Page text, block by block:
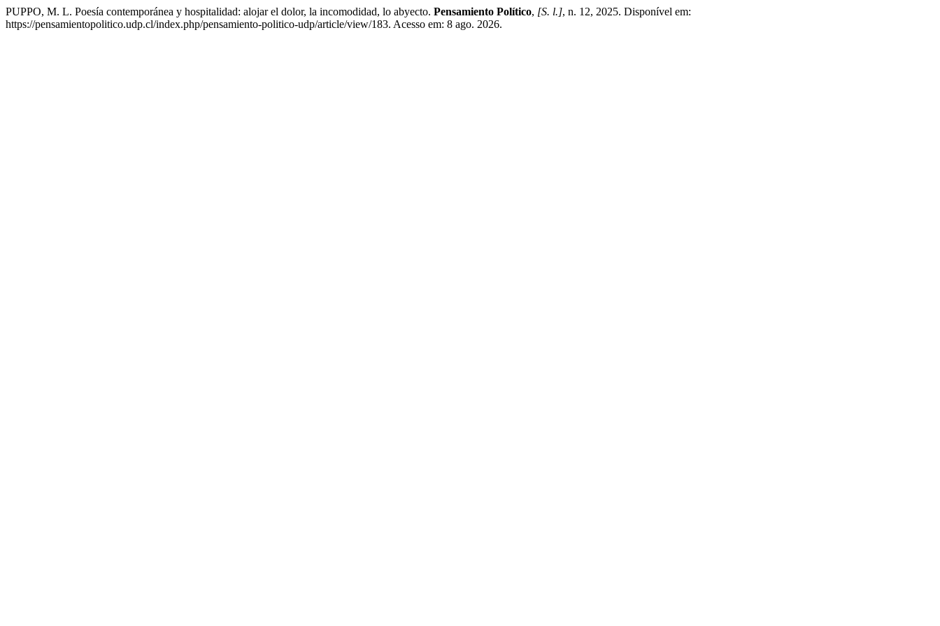
PUPPO, M. L. Poesía contemporánea y hospitalidad: alojar el dolor, la incomodidad, lo abyecto. Pensamiento Político, [S. l.], n. 12, 2025. Disponível em:
https://pensamientopolitico.udp.cl/index.php/pensamiento-politico-udp/article/view/183. Acesso em: 8 ago. 2026.